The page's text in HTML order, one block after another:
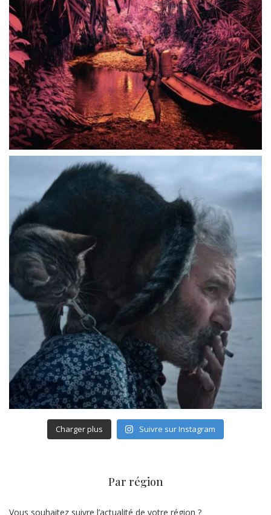
Charger plus Suivre sur Instagram
Par région
Vous souhaitez suivre l’actualité de votre région ?